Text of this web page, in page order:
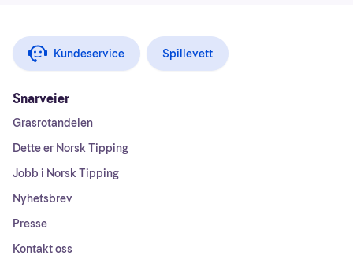
Kundeservice Spillevett
Snarveier
Grasrotandelen
Dette er Norsk Tipping
Jobb i Norsk Tipping
Nyhetsbrev
Presse
Kontakt oss